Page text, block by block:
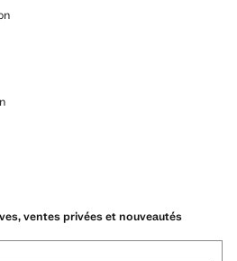
POMPON
POMPON
ventes privées et nouveautés